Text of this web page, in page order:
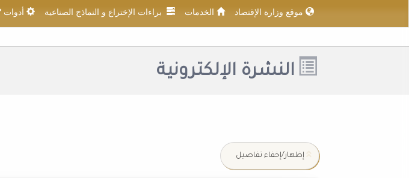
موقع وزارة الإقتصاد الخدمات براءات الإختراع و النماذج الصناعية أدوات
النشرة الإلكترونية
إظهار/إخفاء تفاصيل